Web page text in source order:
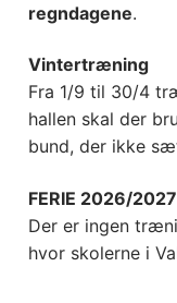
regndagene.
Vintertræning
Fra 1/9 til 30/4
hallen skal der
bund, der ikke
FERIE 2026/2027
Der er ingen
hvor skolerne i